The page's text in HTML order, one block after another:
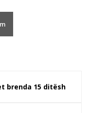
brenda 15 ditësh